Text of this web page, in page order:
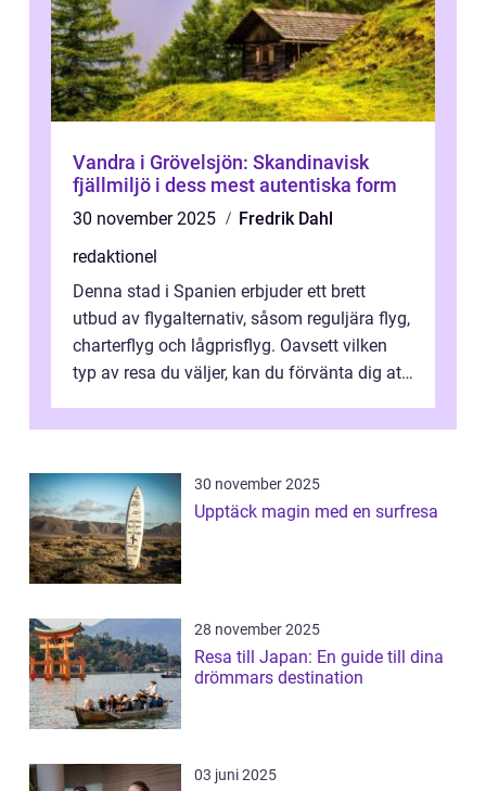
Vandra i Grövelsjön: Skandinavisk
fjällmiljö i dess mest autentiska form
30 november 2025
Fredrik Dahl
redaktionel
Denna stad i Spanien erbjuder ett brett
utbud av flygalternativ, såsom reguljära flyg,
charterflyg och lågprisflyg. Oavsett vilken
typ av resa du väljer, kan du förvänta dig att
30 november 2025
Upptäck magin med en surfresa
28 november 2025
Resa till Japan: En guide till dina
drömmars destination
03 juni 2025